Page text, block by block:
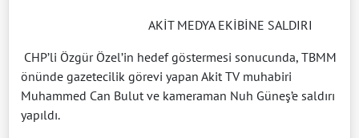
AKİT MEDYA EKİBİNE SALDIRI
CHP’li Özgür Özel’in hedef göstermesi sonucunda, TBMM
önünde gazetecilik görevi yapan Akit TV muhabiri
Muhammed Can Bulut ve kameraman Nuh Güneş’e saldırı
yapıldı.